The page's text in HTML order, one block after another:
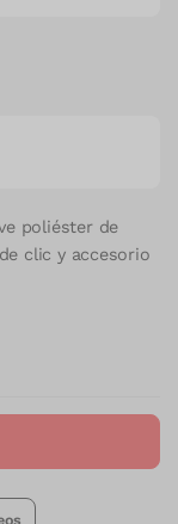
poliéster de
clic y accesorio